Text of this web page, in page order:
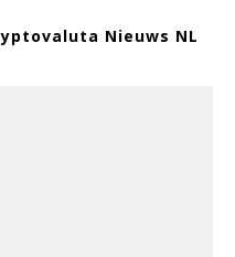
Nieuws NL